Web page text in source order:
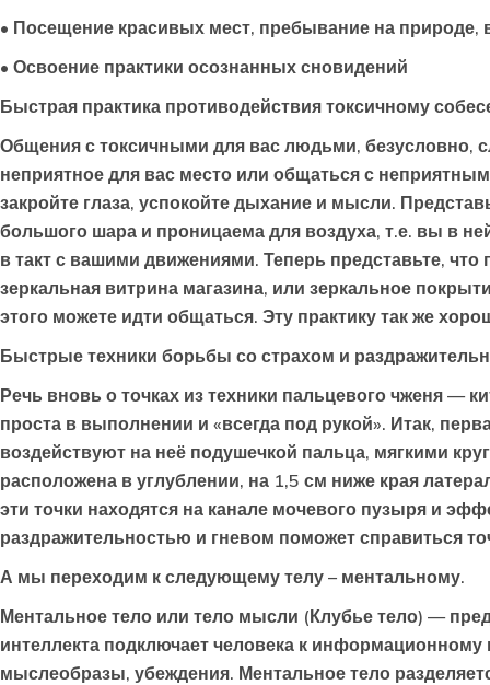
• Посещение красивых мест, пребывание на природе,
• Освоение практики осознанных сновидений
Быстрая практика противодействия токсичному
Общения с токсичными для вас людьми, безусловно,
неприятное для вас место или общаться с
закройте глаза, успокойте дыхание и мысли.
большого шара и проницаема для воздуха, т.е. вы в
в такт с вашими движениями. Теперь представьте,
зеркальная витрина магазина, или зеркальное
этого можете идти общаться. Эту практику так же
Быстрые техники борьбы со страхом и
Речь вновь о точках из техники пальцевого чженя —
проста в выполнении и «всегда под рукой». Итак,
воздействуют на неё подушечкой пальца, мягкими
расположена в углублении, на 1,5 см ниже края
эти точки находятся на канале мочевого пузыря и
раздражительностью и гневом поможет справиться
А мы переходим к следующему телу – ментальному.
Ментальное тело или тело мысли (Клубье тело) —
интеллекта подключает человека к
мыслеобразы, убеждения. Ментальное тело